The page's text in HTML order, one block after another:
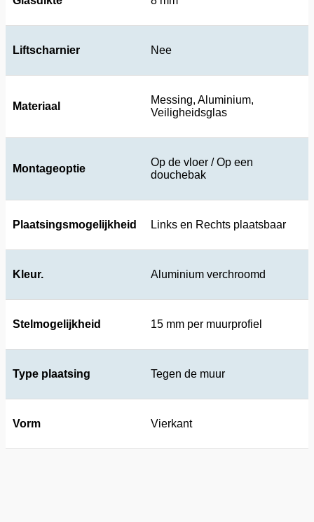
Liftscharnier Nee
Materiaal
Messing, Aluminium,
Veiligheidsglas
Montageoptie
Op de vloer / Op een
douchebak
Plaatsingsmogelijkheid Links en Rechts plaatsbaar
Kleur. Aluminium verchroomd
Stelmogelijkheid 15 mm per muurprofiel
Type plaatsing Tegen de muur
Vorm Vierkant